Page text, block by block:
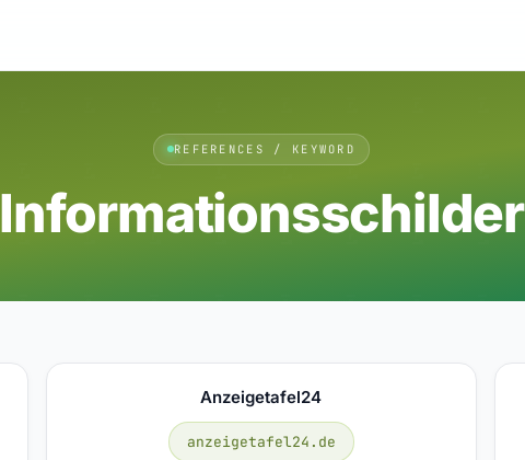
REFERENCES / KEYWORD
Informationsschilder
Anzeigetafel24
anzeigetafel24.de